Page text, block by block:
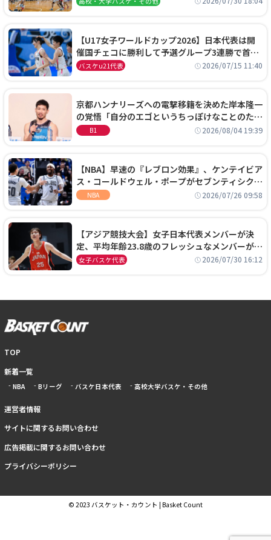
【U17女子ワールドカップ2026】日本代表は開
催国チェコに勝利して予選グループ3連勝で首位
通過！準々決勝の相手はエジプトに決定
バスケu21代表 2026/07/15 11:40
京都ハンナリーズへの電撃移籍を決めた岸本隆一
の覚悟「自分のエゴというちっぽけなことのため
に、京都に来たわけではない」
B1 2026/08/04 19:39
【NBA】早速の『レブロン効果』、ケンテイビア
ス・コールドウェル・ポープがセブンティシクサ
ーズに1年契約で加入
NBA 2026/07/26 09:58
【アジア競技大会】女子日本代表メンバーが決
定、平均年齢23.8歳のフレッシュなメンバーが日
本開催の大舞台で頂点を狙う
女子バスケ代表 2026/07/30 16:12
TOP
新着一覧
NBA Bリーグ バスケ日本代表 高校大学バスケ・その他
運営者情報
サイトに関するお問い合わせ
広告掲載に関するお問い合わせ
プライバシーポリシー
© 2023 バスケット・カウント | Basket Count